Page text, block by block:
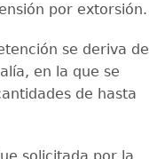
por extorsión.
se deriva de
en la que se
de hasta